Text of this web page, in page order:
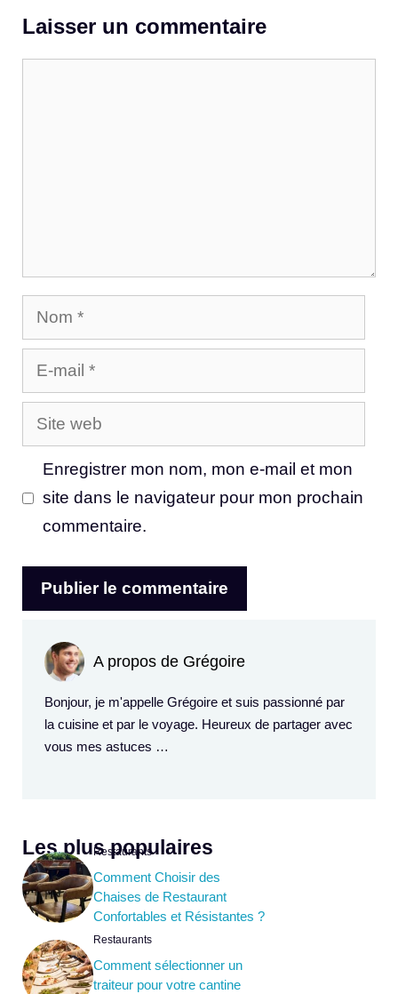
Laisser un commentaire
Nom
E-
mail
Site
web
Enregistrer mon nom, mon e-mail et mon
site dans le navigateur pour mon prochain
commentaire.
A propos de Grégoire
Bonjour, je m'appelle Grégoire et suis passionné par
la cuisine et par le voyage. Heureux de partager avec
vous mes astuces …
Les plus populaires
Restaurants
Comment Choisir des
Chaises de Restaurant
Confortables et Résistantes ?
Restaurants
Comment sélectionner un
traiteur pour votre cantine